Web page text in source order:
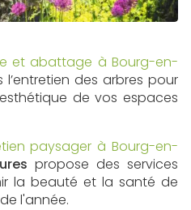
et abattage à Bourg-en-
l’entretien des arbres pour
de vos espaces
paysager à Bourg-en-
propose des services
la beauté et la santé de
l'année.